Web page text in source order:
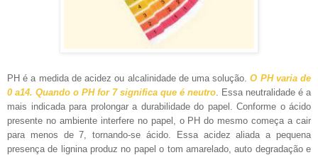
PH é a medida de acidez ou alcalinidade de uma solução.O PH varia de
0 a14. Quando o PH for 7 significa que é neutro . Essa neutralidade é a
mais indicada para prolongar a durabilidade do papel. Conforme o ácido
presente no ambiente interfere no papel, o PH do mesmo começa a cair
para menos de 7, tornando-se ácido. Essa acidez aliada a pequena
presença de lignina produz no papel o tom amarelado, auto degradação e